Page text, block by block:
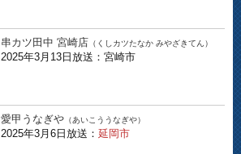
串カツ田中 宮崎店 （くしカツたなか みやざきてん）
2025年3月13日放送：宮崎市
愛甲うなぎや （あいこううなぎや）
2025年3月6日放送： 延岡市